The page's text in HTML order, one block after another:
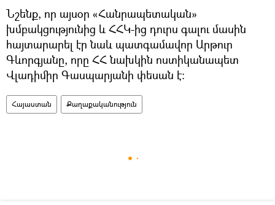
Նշենք, որ այսօր «Հանրապետական»
խմբակցությունից և ՀՀԿ-ից դուրս գալու մասին
հայտարարել էր նաև պատգամավոր Արթուր
Գևորգյանը, որը ՀՀ նախկին ոստիկանապետ
Վլադիմիր Գասպարյանի փեսան է։
Հայաստան Քաղաքականություն